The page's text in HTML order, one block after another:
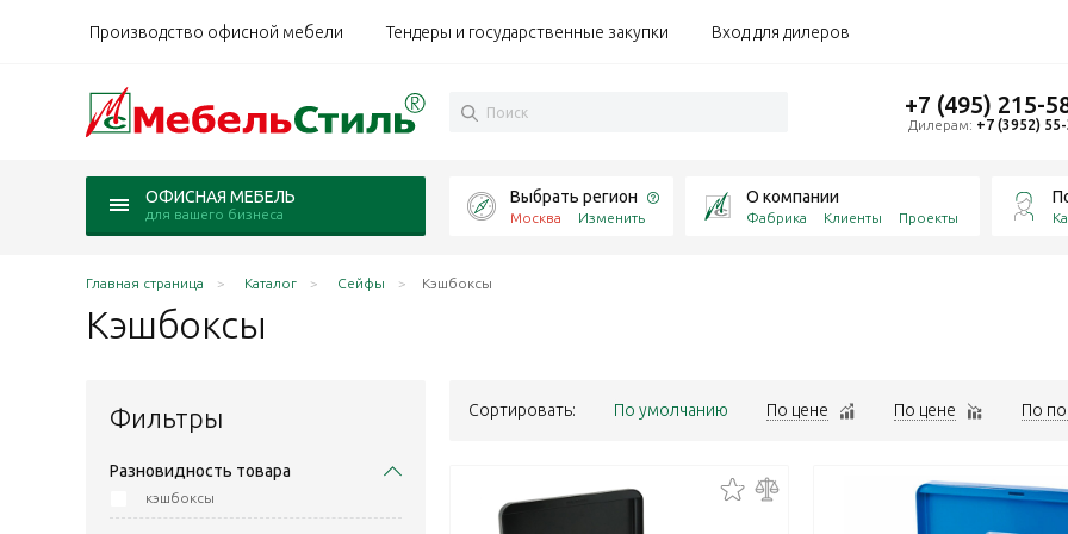
Производство офисной мебели Тендеры и государственные закупки Вход для дилеров
+7 (495) 215-
Дилерам: +7 (3952)
ОФИСНАЯ МЕБЕЛЬ
для вашего бизнеса
Выбрать регион
Москва Изменить
О компании
Фабрика Клиенты Проекты
Главная страница Каталог Сейфы Кэшбоксы
Кэшбоксы
Фильтры
Разновидность товара
кэшбоксы
Сортировать: По умолчанию По цене По цене По